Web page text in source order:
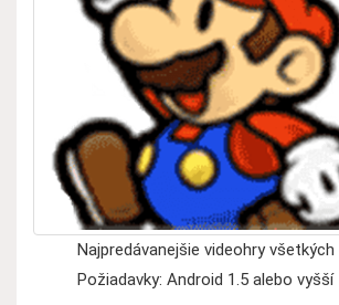
Najpredávanejšie videohry všetkých
Požiadavky: Android 1.5 alebo vyšší